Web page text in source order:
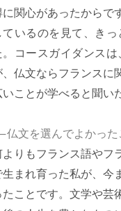
に関心があったからで
ているのを見て、き
。コースガイダンス
、仏文ならフランスに
いことが学べると聞い
仏文を選んでよかっ
よりもフランス語やフ
生まれ育った私が、今
たことです。文学や芸